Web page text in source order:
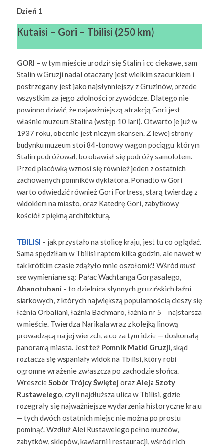
Dzień 1
Kutaisi – Gori – Tbilisi (250 km)
GORI – w tym mieście urodził się Stalin i co ciekawe, sam
Stalin w Gruzji nadal otaczany jest wielkim szacunkiem i
postrzegany jest jako najsłynniejszy z Gruzinów, przede
wszystkim za jego zdolności przywódcze. Dlatego nie
powinno dziwić, że najważniejszą atrakcją Gori jest
właśnie muzeum Stalina (wstęp 10 lari). Otwarto je już w
1937 roku, obecnie jest niczym skansen. Z lewej strony
budynku muzeum stoi 84-tonowy wagon pociągu, którym
Stalin podróżował, bo obawiał się podróży samolotem.
Przed placówką wznosi się również jeden z ostatnich
zachowanych pomników dyktatora. Ponadto w Gori
warto odwiedzić również Gori Fortress, starą twierdzę z
widokiem na miasto, oraz Katedrę Gori, zabytkowy
kościół z piękną architekturą.
TBILISI – jak przystało na stolicę kraju, jest tu co oglądać.
Sama spędziłam w Tbilisi raptem kilka godzin, ale nawet w
tak krótkim czasie zdążyło mnie oszołomić! Wśród must
seewymieniane są: Pałac Wachtanga Gorgasalego,
Abanotubani – to dzielnica słynnych gruzińskich łaźni
siarkowych, z których największą popularnością cieszy się
łaźnia Orbaliani, łaźnia Bachmaro, łaźnia nr 5 – najstarsza
w mieście. Twierdza Narikala wraz z kolejką linową
prowadzącą na jej wierzch, a co za tym idzie — doskonałą
panoramą miasta. Jest też Pomnik Matki Gruzji, skąd
roztacza się wspaniały widok na Tbilisi, który robi
ogromne wrażenie zwłaszcza po zachodzie słońca.
WreszcieSobór Trójcy Świętej orazAleja Szoty
Rustawelego, czyli najdłuższa ulica w Tbilisi, gdzie
rozegrały się najważniejsze wydarzenia historyczne kraju
— tych dwóch ostatnich miejsc nie można po prostu
pominąć. Wzdłuż Alei Rustawelego pełno muzeów,
zabytków, sklepów, kawiarni i restauracji, wśród nich